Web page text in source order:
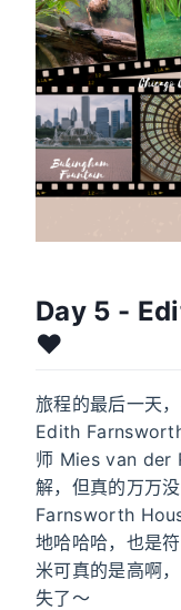
Day 5 -
❤️
旅程的最后一天
Edith
师 Mies van der
解，但真的万万
Farnsworth
地哈哈哈，也是
米可真的是高啊
失了～